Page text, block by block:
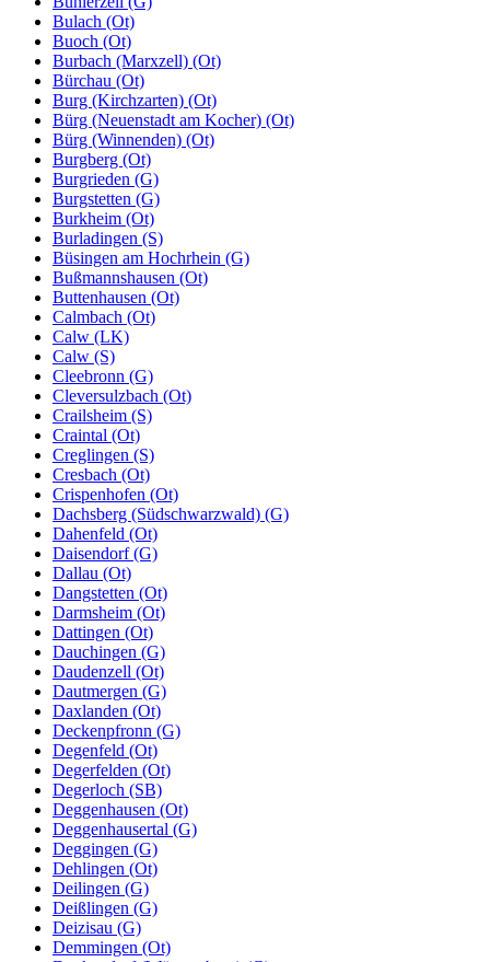
Bulach (Ot)
Buoch (Ot)
Burbach (Marxzell) (Ot)
Bürchau (Ot)
Burg (Kirchzarten) (Ot)
Bürg (Neuenstadt am Kocher) (Ot)
Bürg (Winnenden) (Ot)
Burgberg (Ot)
Burgrieden (G)
Burgstetten (G)
Burkheim (Ot)
Burladingen (S)
Büsingen am Hochrhein (G)
Bußmannshausen (Ot)
Buttenhausen (Ot)
Calmbach (Ot)
Calw (LK)
Calw (S)
Cleebronn (G)
Cleversulzbach (Ot)
Crailsheim (S)
Craintal (Ot)
Creglingen (S)
Cresbach (Ot)
Crispenhofen (Ot)
Dachsberg (Südschwarzwald) (G)
Dahenfeld (Ot)
Daisendorf (G)
Dallau (Ot)
Dangstetten (Ot)
Darmsheim (Ot)
Dattingen (Ot)
Dauchingen (G)
Daudenzell (Ot)
Dautmergen (G)
Daxlanden (Ot)
Deckenpfronn (G)
Degenfeld (Ot)
Degerfelden (Ot)
Degerloch (SB)
Deggenhausen (Ot)
Deggenhausertal (G)
Deggingen (G)
Dehlingen (Ot)
Deilingen (G)
Deißlingen (G)
Deizisau (G)
Demmingen (Ot)